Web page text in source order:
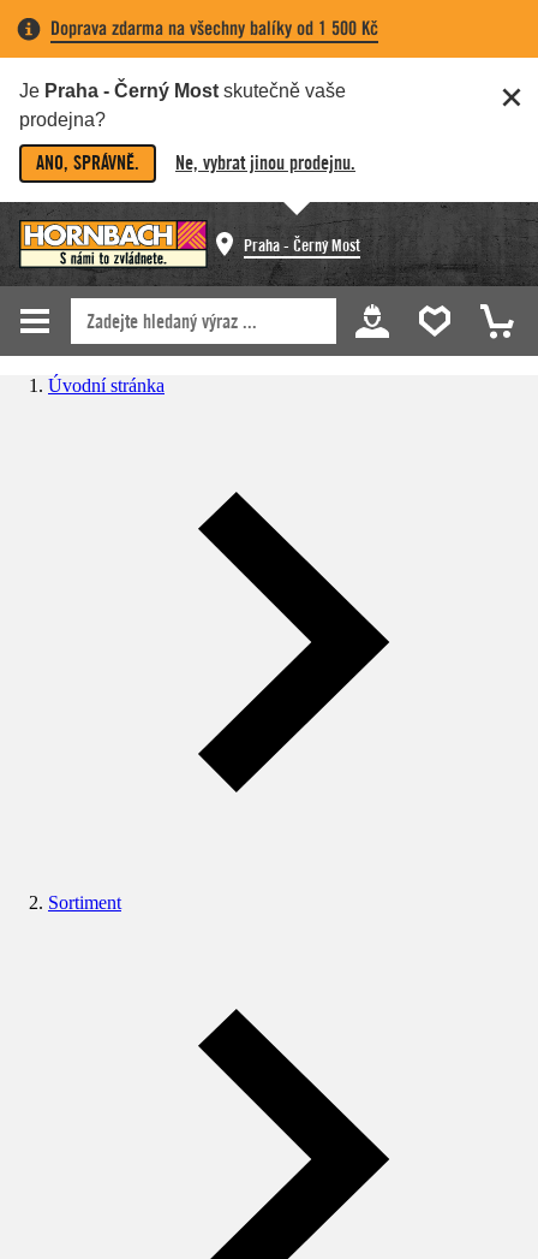
Doprava zdarma na všechny balíky od 1 500 Kč
Je Praha - Černý Most skutečně vaše
prodejna?
ANO, SPRÁVNĚ. Ne, vybrat jinou prodejnu.
Praha - Černý Most
Úvodní stránka
Sortiment